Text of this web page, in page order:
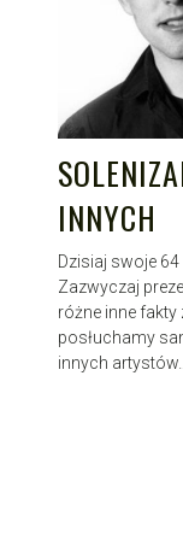
INNYCH
Dzisiaj swoje
Zazwyczaj
różne inne
posłuchamy
innych